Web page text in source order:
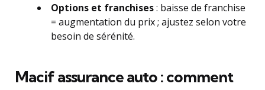
Options et franchises: baisse de franchise
= augmentation du prix ; ajustez selon votre
besoin de sérénité.
Macif assurance auto : comment